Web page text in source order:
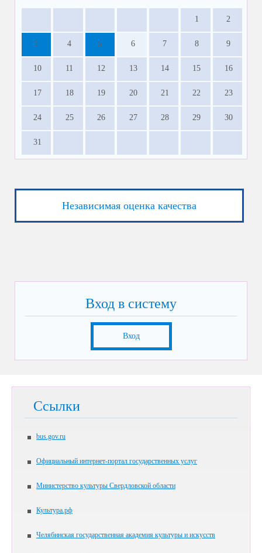
1 2
3 4 5 6 7 8 9
10 11 12 13 14 15 16
17 18 19 20 21 22 23
24 25 26 27 28 29 30
31
Независимая оценка качества
Вход в систему
Вход
Ссылки
bus.gov.ru
Официальный интернет-портал государственных услуг
Министерство культуры Свердловской области
Культура.рф
Челябинская государственная академия культуры и искусств